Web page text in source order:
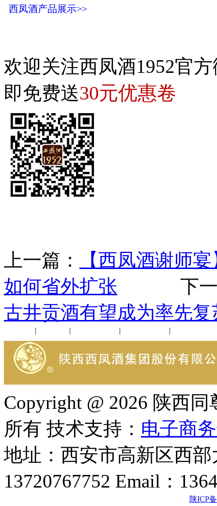
西凤酒产品展示>>
欢迎关注西凤酒1952官
即免费送30元优惠卷
上一篇：
【西凤酒谢师
如何省外扩张 下一
古井贡酒有望成为率先
| | | |
Copyright @ 2026 陕西
所有 技术支持： 电子商
地址：西安市高新区西
13720767752 Email：
陕ICP